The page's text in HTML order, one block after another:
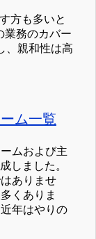
方も多いと
業務のカバー
、親和性は高
ム一覧
ムおよび主
しました。
ありませ
くありま
年はやりの